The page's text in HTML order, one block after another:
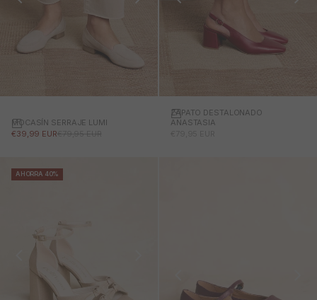
MOCASÍN SERRAJE LUMI
PRECIO DE OFERTA
€39,99 EURPRECIO NORMAL
€79,95 EUR
ZAPATO DESTALONADO
ANASTASIA
AHORRA 40%